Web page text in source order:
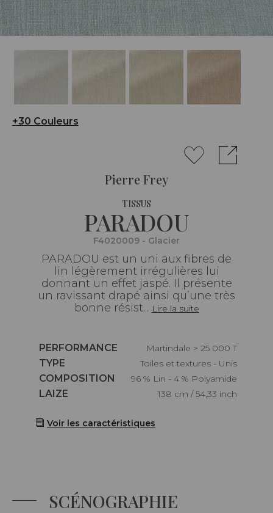
+30 Couleurs
Pierre Frey
TISSUS
PARADOU
F4020009 - Glacier
PARADOU est un uni aux fibres de
lin légèrement irrégulières lui
donnant un effet jaspé. Il présente
un ravissant drapé ainsi qu’une très
bonne résist... Lire la suite
Caractéristiques
PERFORMANCE
Martindale > 25 000 T
Caractéristiques
TYPE
Toiles et textures - Unis
Caractéristiques
COMPOSITION
96 % Lin - 4 % Polyamide
Caractéristiques
LAIZE 138 cm / 54,33 inch
Voir les caractéristiques
SCÉNOGRAPHIE